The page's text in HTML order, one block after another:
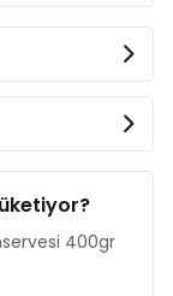
Kedi
Kedi
Balıklı Kedi
400gr